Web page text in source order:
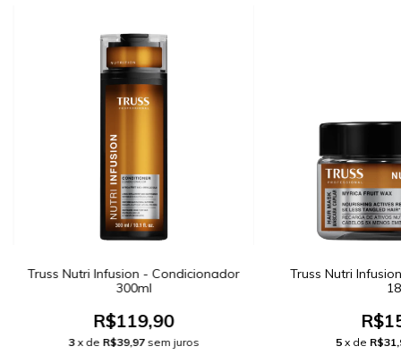
Truss Nutri Infusion - Condicionador
300ml
R$119,90
3 x de R$39,97 sem juros
Truss Nutri
5 x de